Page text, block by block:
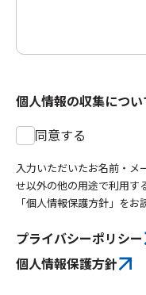
個人情報の収集につい
同意する
入力いただいたお名前・メ
せ以外の他の用途で利用す
「個人情報保護方針」をお
プライバシーポリシー
個人情報保護方針